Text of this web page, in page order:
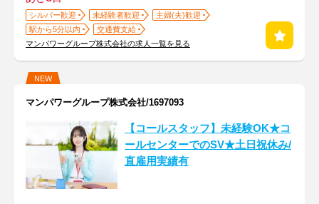
シルバー歓迎 未経験者歓迎
主婦(夫)歓迎
駅から5分以内
交通費支給
マンパワーグループ株式会社の求人一覧を見る
NEW
マンパワーグループ株式会社/1697093
【コールスタッフ】未経験OK★コ
ールセンターでのSV★土日祝休み/
直雇用実績有